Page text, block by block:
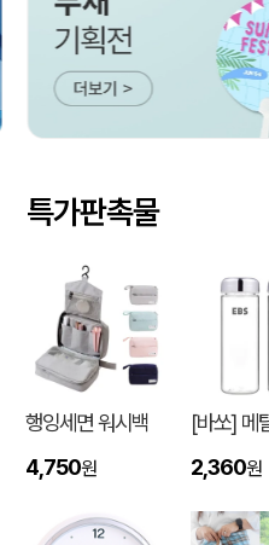
특가판촉물
행잉세면 워시백
4,750원
2,360원